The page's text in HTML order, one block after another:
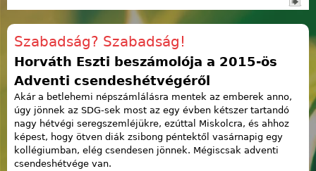
Szabadság? Szabadság!
Horváth Eszti beszámolója a 2015-ös
Adventi csendeshétvégéről
Akár a betlehemi népszámlálásra mentek az emberek anno,
úgy jönnek az SDG-sek most az egy évben kétszer tartandó
nagy hétvégi seregszemléjükre, ezúttal Miskolcra, és ahhoz
képest, hogy ötven diák zsibong péntektől vasárnapig egy
kollégiumban, elég csendesen jönnek. Mégiscsak adventi
csendeshétvége van.